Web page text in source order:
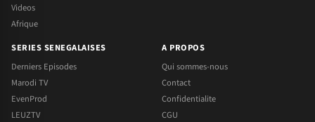
Videos
Afrique
SERIES SENEGALAISES
Derniers Episodes
Marodi TV
EvenProd
LEUZTV
A PROPOS
Qui sommes-nous
Contact
Confidentialite
CGU